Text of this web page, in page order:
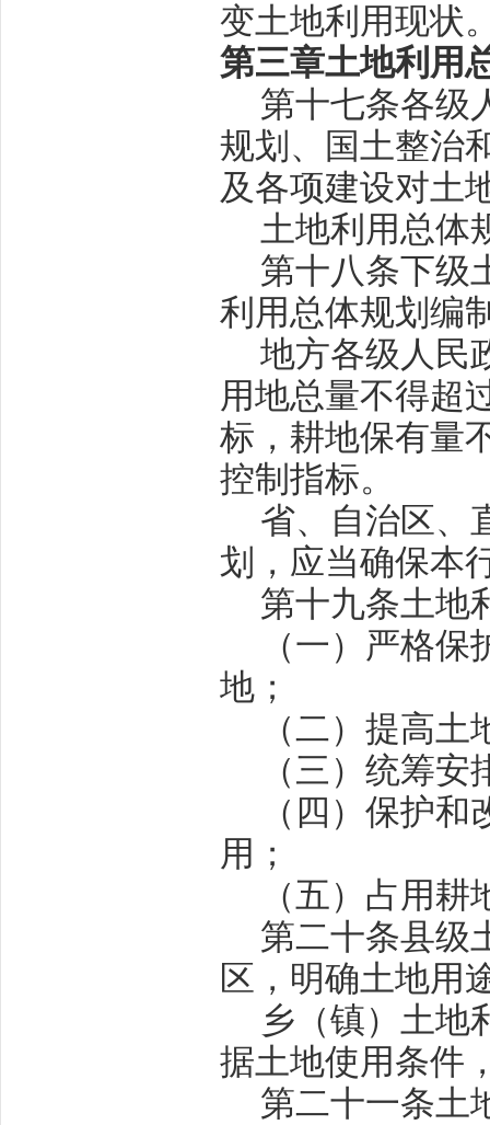
变土地利用现状
第三章土地利用
第十七条各级
规划、国土整治
及各项建设对土
土地利用总体
第十八条下级
利用总体规划编
地方各级人民
用地总量不得超
标，耕地保有量
控制指标。
省、自治区、
划，应当确保本
第十九条土地
（一）严格
地；
（二）提高
（三）统筹
（四）保护
用；
（五）占用
第二十条县级
区，明确土地用
乡（镇）土地
据土地使用条件
第二十一条土